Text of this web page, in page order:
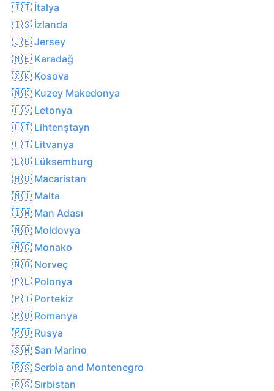
🇮🇹 İtalya
🇮🇸 İzlanda
🇯🇪 Jersey
🇲🇪 Karadağ
🇽🇰 Kosova
🇲🇰 Kuzey Makedonya
🇱🇻 Letonya
🇱🇮 Lihtenştayn
🇱🇹 Litvanya
🇱🇺 Lüksemburg
🇭🇺 Macaristan
🇲🇹 Malta
🇮🇲 Man Adası
🇲🇩 Moldovya
🇲🇨 Monako
🇳🇴 Norveç
🇵🇱 Polonya
🇵🇹 Portekiz
🇷🇴 Romanya
🇷🇺 Rusya
🇸🇲 San Marino
🇷🇸 Serbia and Montenegro
🇷🇸 Sırbistan